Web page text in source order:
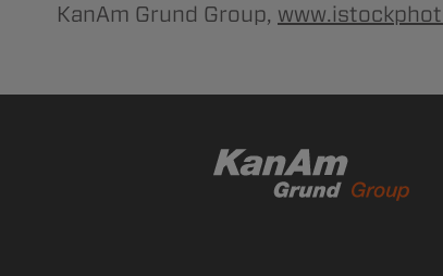
KanAm Grund Group,